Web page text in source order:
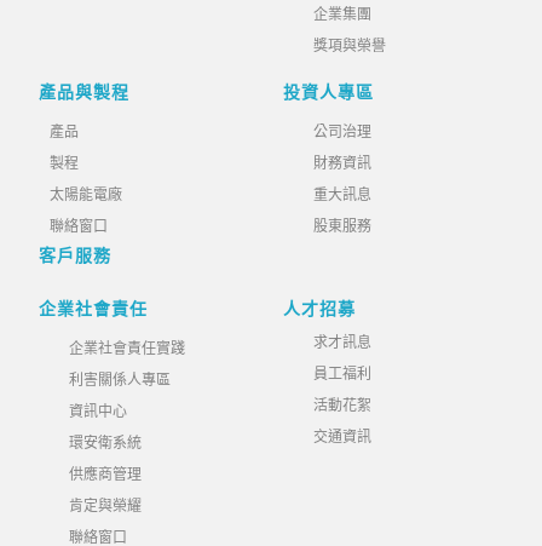
企業集團
獎項與榮譽
產品與製程
產品
製程
太陽能電廠
聯絡窗口
客戶服務
投資人專區
公司治理
財務資訊
重大訊息
股東服務
企業社會責任
企業社會責任實踐
利害關係人專區
資訊中心
環安衛系統
供應商管理
肯定與榮耀
聯絡窗口
人才招募
求才訊息
員工福利
活動花絮
交通資訊